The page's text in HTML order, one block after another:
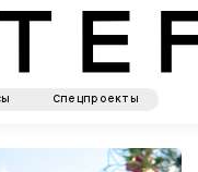
Спецпроекты